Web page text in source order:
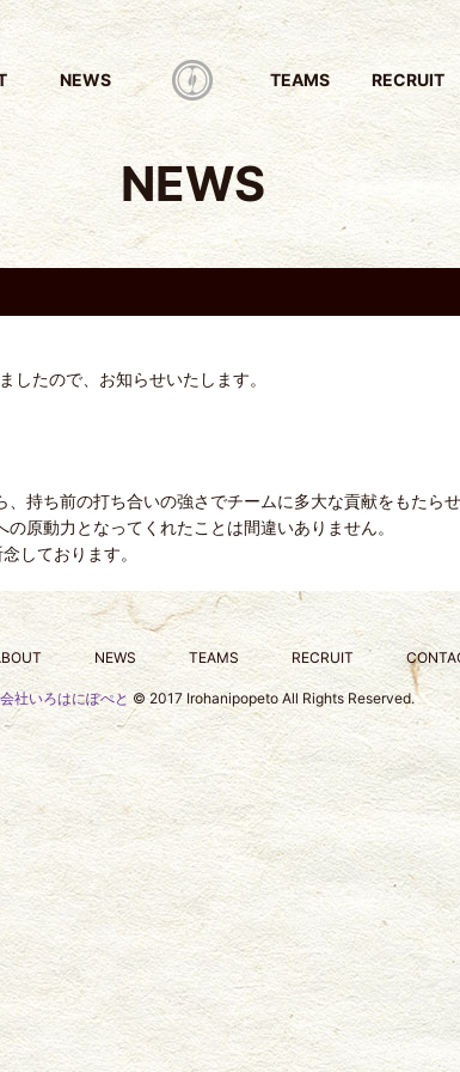
NEWS TEAMS RECRUIT
NEWS
したので、お知らせいたします。
持ち前の打ち合いの強さでチームに多大な貢献をもたら
原動力となってくれたことは間違いありません。
しております。
NEWS TEAMS RECRUIT
社いろはにぽぺと © 2017 Irohanipopeto All Rights Reserved.